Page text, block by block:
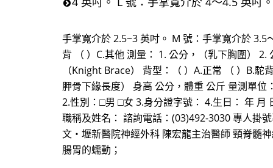
手掌寬介於 2.5~3 英吋。 M 號：手掌寬介於
背 （ ）C.其他 測量： 1. 公分，（乳下胸圍）
（Knight Brace） 背型：（ ）A.正常 （ ）B.
胛骨下緣長度） 身高 公分，體重 公斤 量測單
2.性別：□男 □女 3.身分證字號： 4.生日： 年 月
職稱及姓名： 諮詢電話：(03)492-3030 專人掛
文‧壢新醫院神經外科 陳宏龍主治醫師 頸脊髓
腸胃的蠕動；